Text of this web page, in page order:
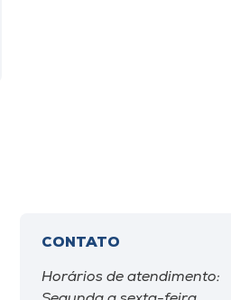
CONTATO
Horários de atendimento: